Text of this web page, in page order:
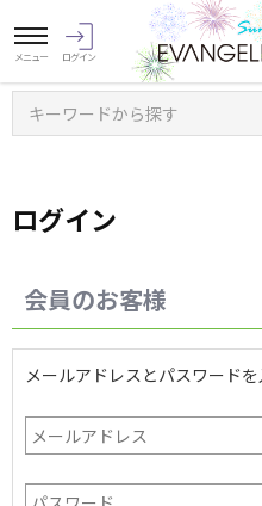
キーワードから探す
ログイン
会員のお客様
メールアドレスとパスワード